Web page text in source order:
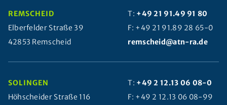
REMSCHEID
Elberfelder Straße 39
42853 Remscheid
T: +49 21 91.49 91 80
F: +49 21 91.89 28 65-0
remscheid@atn-ra.de
SOLINGEN
Höhscheider Straße 116
T: +49 2 12.13 06 08-0
F: +49 2 12.13 06 08-99